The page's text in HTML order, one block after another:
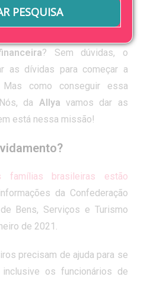
PESQUISA e
finanças?
e melhorar suas
? Sem dúvidas, o
as dívidas para começar a
como conseguir essa
da Allya vamos dar as
está nessa missão!
famílias brasileiras estão
da Confederação
Bens, Serviços e Turismo
de 2021.
precisam de ajuda para se
inclusive os funcionários de